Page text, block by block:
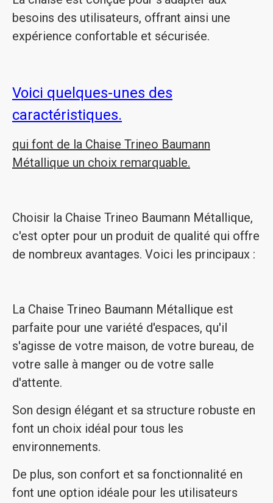
besoins des utilisateurs, offrant ainsi une
expérience confortable et sécurisée.
Voici quelques-unes des
caractéristiques.
qui font de la Chaise Trineo Baumann
Métallique un choix remarquable.
Choisir la Chaise Trineo Baumann Métallique,
c'est opter pour un produit de qualité qui offre
de nombreux avantages. Voici les principaux :
La Chaise Trineo Baumann Métallique est
parfaite pour une variété d'espaces, qu'il
s'agisse de votre maison, de votre bureau, de
votre salle à manger ou de votre salle
d'attente.
Son design élégant et sa structure robuste en
font un choix idéal pour tous les
environnements.
De plus, son confort et sa fonctionnalité en
font une option idéale pour les utilisateurs